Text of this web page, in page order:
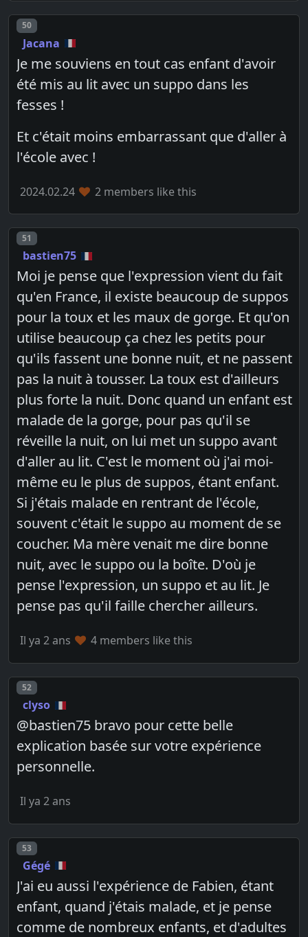
Post number
50
Jacana
Je me souviens en tout cas enfant d'avoir
été mis au lit avec un suppo dans les
fesses !
Et c'était moins embarrassant que d'aller à
l'école avec !
2024.02.24 2 members like this
Post number
51
bastien75
Moi je pense que l'expression vient du fait
qu'en France, il existe beaucoup de suppos
pour la toux et les maux de gorge. Et qu'on
utilise beaucoup ça chez les petits pour
qu'ils fassent une bonne nuit, et ne passent
pas la nuit à tousser. La toux est d'ailleurs
plus forte la nuit. Donc quand un enfant est
malade de la gorge, pour pas qu'il se
réveille la nuit, on lui met un suppo avant
d'aller au lit. C'est le moment où j'ai moi-
même eu le plus de suppos, étant enfant.
Si j'étais malade en rentrant de l'école,
souvent c'était le suppo au moment de se
coucher. Ma mère venait me dire bonne
nuit, avec le suppo ou la boîte. D'où je
pense l'expression, un suppo et au lit. Je
pense pas qu'il faille chercher ailleurs.
Il ya 2 ans 4 members like this
Post number
52
clyso
@bastien75 bravo pour cette belle
explication basée sur votre expérience
personnelle.
Il ya 2 ans
Post number
53
Gégé
J'ai eu aussi l'expérience de Fabien, étant
enfant, quand j'étais malade, et je pense
comme de nombreux enfants, et d'adultes